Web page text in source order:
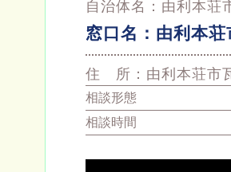
自治体名： 由利本荘
窓口名： 由利本
住 所： 由利本荘市
相談形態
相談時間